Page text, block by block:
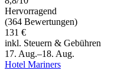
Hervorragend
(364 Bewertungen)
131 €
inkl. Steuern & Gebühren
17. Aug.–18. Aug.
Hotel Mariners